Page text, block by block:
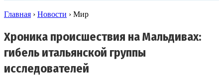
Главная › Новости › Мир
Хроника происшествия на Мальдивах:
гибель итальянской группы
исследователей